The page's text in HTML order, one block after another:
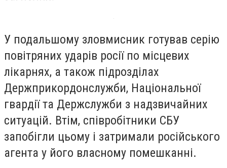
У подальшому зловмисник готував серію
повітряних ударів росії по місцевих
лікарнях, а також підрозділах
Держприкордонслужби, Національної
гвардії та Держслужби з надзвичайних
ситуацій. Втім, співробітники СБУ
запобігли цьому і затримали російського
агента у його власному помешканні.